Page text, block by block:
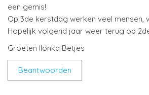
een gemis!
Op 3de kerstdag werken veel mensen,
Hopelijk volgend jaar weer terug op
Groeten Ilonka Betjes
Beantwoorden